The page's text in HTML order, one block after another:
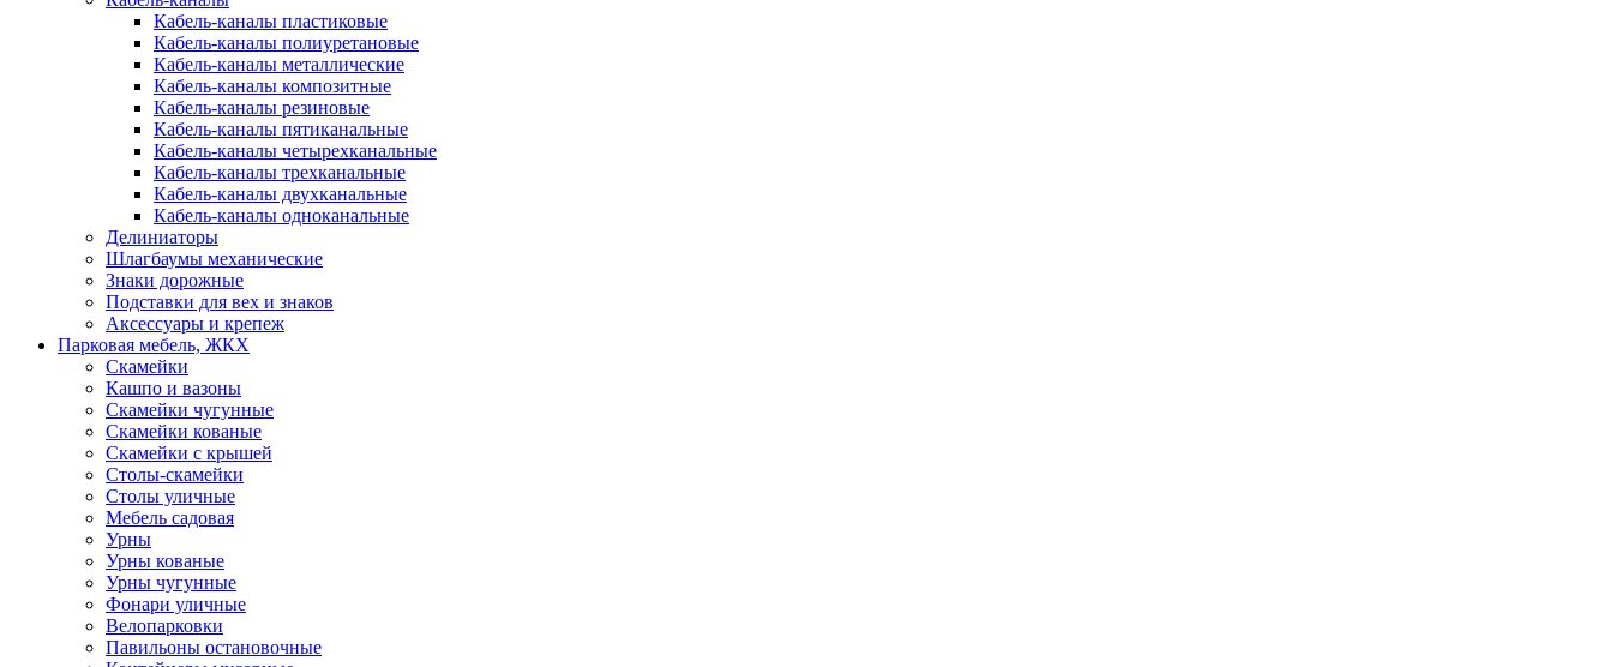
Кабель-каналы пластиковые
Кабель-каналы полиуретановые
Кабель-каналы металлические
Кабель-каналы композитные
Кабель-каналы резиновые
Кабель-каналы пятиканальные
Кабель-каналы четырехканальные
Кабель-каналы трехканальные
Кабель-каналы двухканальные
Кабель-каналы одноканальные
Делиниаторы
Шлагбаумы механические
Знаки дорожные
Подставки для вех и знаков
Аксессуары и крепеж
Парковая мебель, ЖКХ
Скамейки
Кашпо и вазоны
Скамейки чугунные
Скамейки кованые
Скамейки с крышей
Столы-скамейки
Столы уличные
Мебель садовая
Урны
Урны кованые
Урны чугунные
Фонари уличные
Велопарковки
Павильоны остановочные